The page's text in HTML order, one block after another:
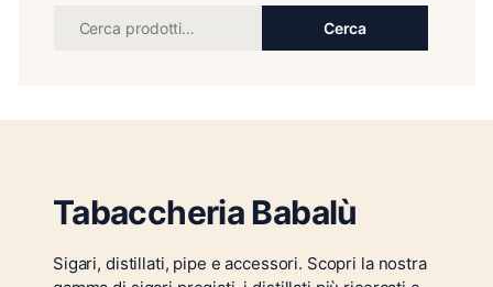
Cerca
Tabaccheria Babalù
Sigari, distillati, pipe e accessori. Scopri la nostra